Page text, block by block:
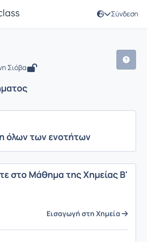
Σύνδεση
Σιόβα
όλων των ενοτήτων
στο Μάθημα της Χημείας Β'
Εισαγωγή στη Χημεία